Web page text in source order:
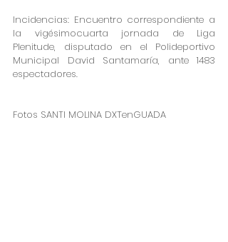
Incidencias: Encuentro correspondiente a
la vigésimocuarta jornada de Liga
Plenitude, disputado en el Polideportivo
Municipal David Santamaría, ante 1483
espectadores.
Fotos SANTI MOLINA DXTenGUADA